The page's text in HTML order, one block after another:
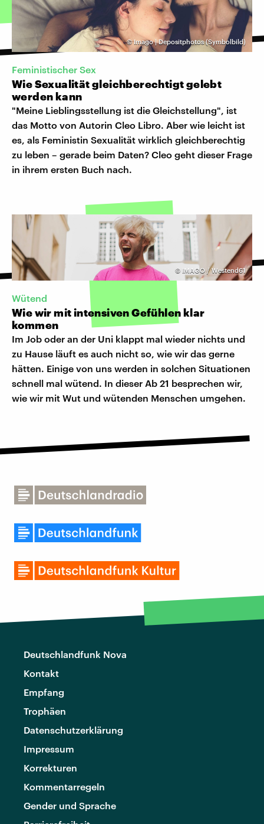
©Imago | Depositphotos (Symbolbild)
Feministischer Sex
Wie Sexualität gleichberechtigt gelebt
werden kann
"Meine Lieblingsstellung ist die Gleichstellung", ist
das Motto von Autorin Cleo Libro. Aber wie leicht ist
es, als Feministin Sexualität wirklich gleichberechtig
zu leben – gerade beim Daten? Cleo geht dieser Frage
in ihrem ersten Buch nach.
© IMAGO / Westend61
Wütend
Wie wir mit intensiven Gefühlen klar
kommen
Im Job oder an der Uni klappt mal wieder nichts und
zu Hause läuft es auch nicht so, wie wir das gerne
hätten. Einige von uns werden in solchen Situationen
schnell mal wütend. In dieser Ab 21 besprechen wir,
wie wir mit Wut und wütenden Menschen umgehen.
Deutschlandfunk Nova
Kontakt
Empfang
Trophäen
Datenschutzerklärung
Impressum
Korrekturen
Kommentarregeln
Gender und Sprache